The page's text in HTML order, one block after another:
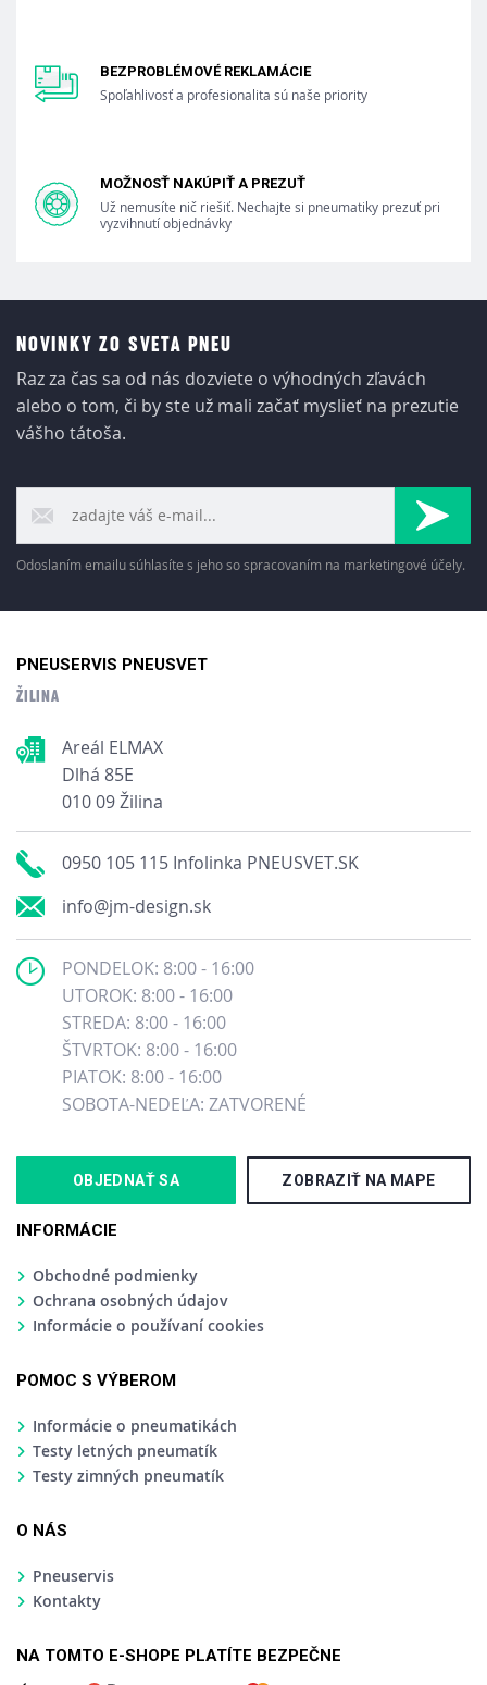
BEZPROBLÉMOVÉ REKLAMÁCIE
Spoľahlivosť a profesionalita sú naše priority
MOŽNOSŤ NAKÚPIŤ A PREZUŤ
Už nemusíte nič riešiť. Nechajte si pneumatiky prezuť pri
vyzvihnutí objednávky
NOVINKY ZO SVETA PNEU
Raz za čas sa od nás dozviete o výhodných zľavách
alebo o tom, či by ste už mali začať myslieť na prezutie
vášho tátoša.
Odoslaním emailu súhlasíte s jeho so spracovaním na marketingové účely.
PNEUSERVIS PNEUSVET
ŽILINA
Areál ELMAX
Dlhá 85E
010 09 Žilina
0950 105 115 Infolinka PNEUSVET.SK
info@jm-design.sk
PONDELOK: 8:00 - 16:00
UTOROK: 8:00 - 16:00
STREDA: 8:00 - 16:00
ŠTVRTOK: 8:00 - 16:00
PIATOK: 8:00 - 16:00
SOBOTA-NEDEĽA: ZATVORENÉ
OBJEDNAŤ SA ZOBRAZIŤ NA MAPE
INFORMÁCIE
Obchodné podmienky
Ochrana osobných údajov
Informácie o používaní cookies
POMOC S VÝBEROM
Informácie o pneumatikách
Testy letných pneumatík
Testy zimných pneumatík
O NÁS
Pneuservis
Kontakty
NA TOMTO E-SHOPE PLATÍTE BEZPEČNE